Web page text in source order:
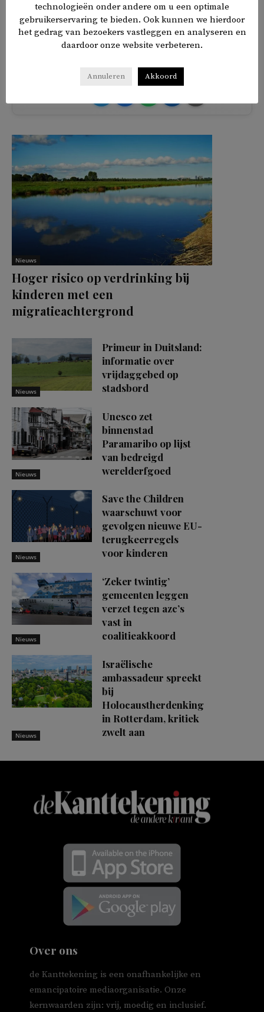
symbolische waarde zijn. De BJP leek lange tijd
onverslaanbaar, maar is er nu niet geslaagd om de macht
in de hoofdstad te grijpen.
Nieuws
Hoger risico op verdrinking bij
kinderen met een
migratieachtergrond
Nieuws
Primeur in Duitsland:
informatie over
vrijdaggebed op
stadsbord
Nieuws
Unesco zet
binnenstad
Paramaribo op lijst
van bedreigd
werelderfgoed
Nieuws
Save the Children
waarschuwt voor
gevolgen nieuwe EU-
terugkeerregels
voor kinderen
Nieuws
‘Zeker twintig’
gemeenten leggen
verzet tegen azc’s
vast in
coalitieakkoord
Nieuws
Israëlische
ambassadeur spreekt
bij
Holocaustherdenking
in Rotterdam, kritiek
zwelt aan
Over ons
de Kanttekening is een onafhankelijke en
emancipatoire mediaorganisatie. Onze
kernwaarden zijn: vrij, moedig en inclusief.
technologieën onder andere om u een optimale
gebruikerservaring te bieden. Ook kunnen we hierdoor
het gedrag van bezoekers vastleggen en analyseren en
daardoor onze website verbeteren.
Annuleren Akkoord